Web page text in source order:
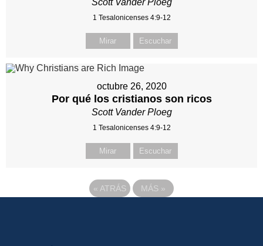
Scott Vander Ploeg
1 Tesalonicenses 4:9-12
Mirar Escuchar
octubre 26, 2020
Por qué los cristianos son ricos
Scott Vander Ploeg
1 Tesalonicenses 4:9-12
Mirar Escuchar
« ATRÁS MÁS »